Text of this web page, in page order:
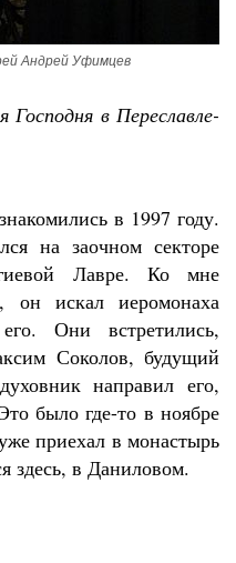
Андрей Уфимцев
в Переславле-
в 1997 году.
на заочном секторе
Лавре. Ко мне
он искал иеромонаха
Они встретились,
Соколов, будущий
направил его,
было где-то в ноябре
приехал в монастырь
здесь, в Даниловом.